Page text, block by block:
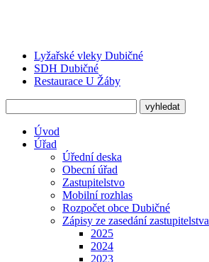
Lyžařské vleky Dubičné
SDH Dubičné
Restaurace U Žáby
Úvod
Úřad
Úřední deska
Obecní úřad
Zastupitelstvo
Mobilní rozhlas
Rozpočet obce Dubičné
Zápisy ze zasedání zastupitelstva
2025
2024
2023